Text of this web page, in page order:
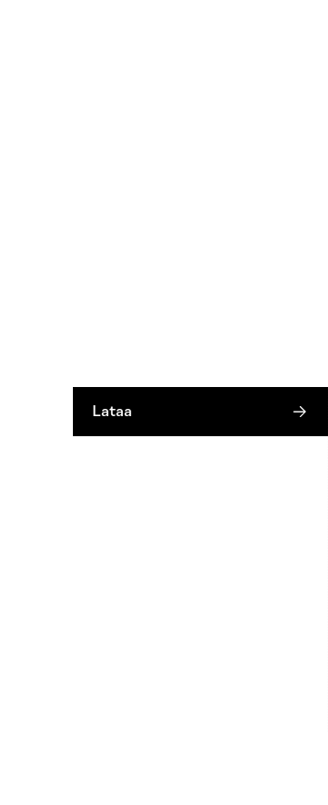
Lataa